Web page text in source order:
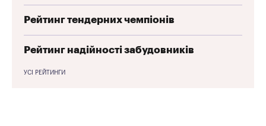
Рейтинг тендерних чемпіонів
Рейтинг надійності забудовників
УСІ РЕЙТИНГИ